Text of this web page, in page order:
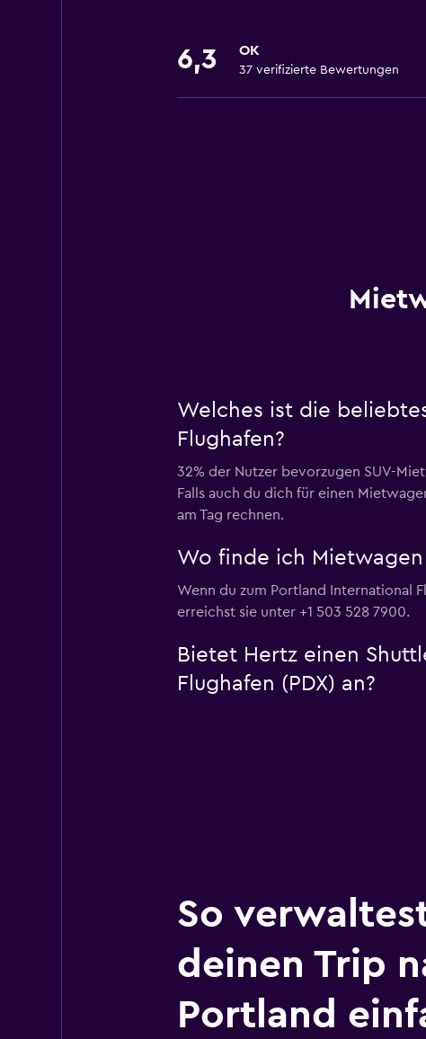
6,3 OK
37 verifizierte Bewertungen
Welches ist die
Flughafen?
32% der Nutzer bevorzugen SUV-
Falls auch du dich für einen
am Tag rechnen.
Wo finde ich
Wenn du zum Portland International
erreichst sie unter +1 503 528 7900.
Bietet Hertz einen
Flughafen (PDX) an?
So
deinen Trip
Portland